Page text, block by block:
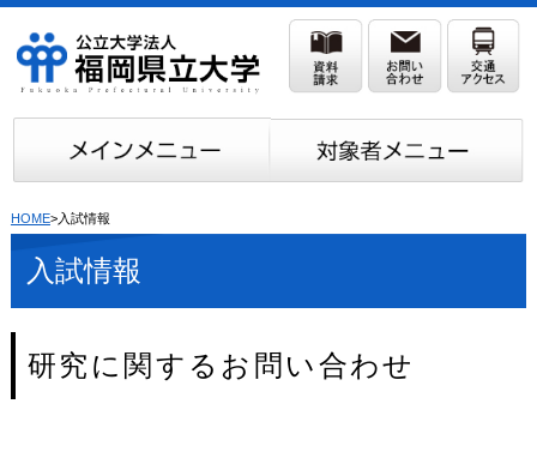
HOME>入試情報
入試情報
研究に関するお問い合わせ